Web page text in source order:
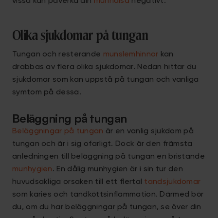
Olika sjukdomar på tungan
Tungan och resterande munslemhinnor kan
drabbas av flera olika sjukdomar. Nedan hittar du
sjukdomar som kan uppstå på tungan och vanliga
symtom på dessa.
Beläggning på tungan
Beläggningar på tungan är en vanlig sjukdom på
tungan och är i sig ofarligt. Dock är den främsta
anledningen till beläggning på tungan en bristande
munhygien. En dålig munhygien är i sin tur den
huvudsakliga orsaken till ett flertal tandsjukdomar
som karies och tandköttsinflammation. Därmed bör
du, om du har beläggningar på tungan, se över din